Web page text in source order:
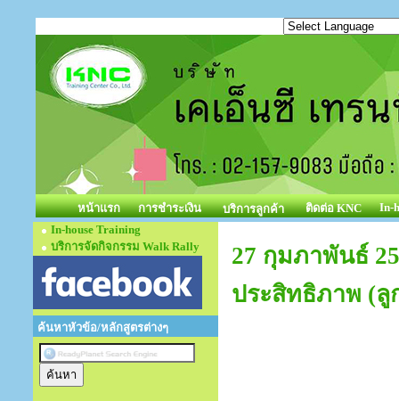
หน้าแรก การชำระเงิน บริการลูกค้า ติดต่อ KNC
In-
In-house Training
บริการจัดกิจกรรม Walk Rally
ค้นหาหัวข้อ/หลักสูตรต่างๆ
27 กุมภาพันธ์
ประสิทธิภาพ (